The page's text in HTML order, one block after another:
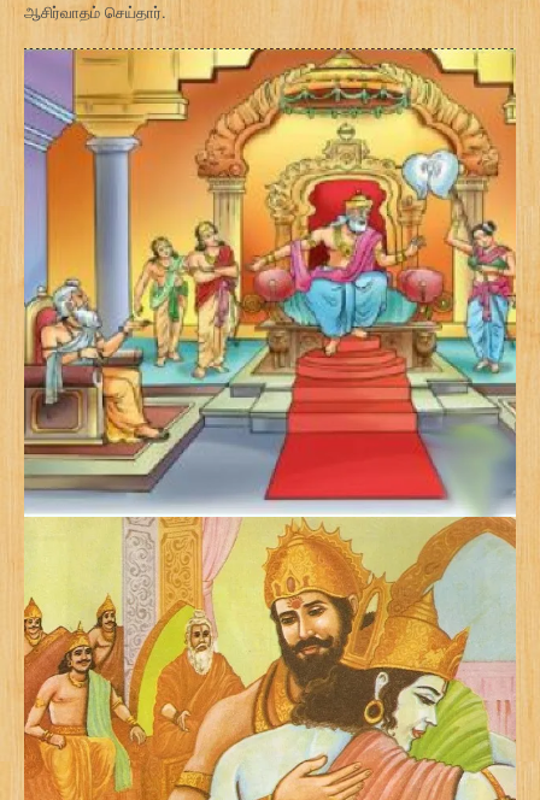
ஆசிர்வாதம் செய்தார்.